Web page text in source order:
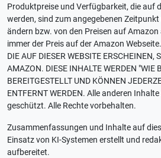
Produktpreise und Verfügbarkeit, die auf
werden, sind zum angegebenen
ändern bzw. von den Preisen auf
immer der Preis auf der Amazon
DIE AUF DIESER WEBSITE ERSCHEINEN,
AMAZON. DIESE INHALTE WERDEN "WIE
BEREITGESTELLT UND KÖNNEN
ENTFERNT WERDEN. Alle anderen
geschützt. Alle Rechte vorbehalten.
Zusammenfassungen und Inhalte auf
Einsatz von KI-Systemen erstellt und
aufbereitet.